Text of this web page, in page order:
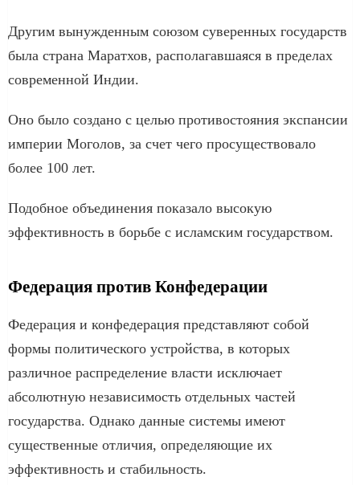
Другим вынужденным союзом суверенных государств
была страна Маратхов, располагавшаяся в пределах
современной Индии.
Оно было создано с целью противостояния экспансии
империи Моголов, за счет чего просуществовало
более 100 лет.
Подобное объединения показало высокую
эффективность в борьбе с исламским государством.
Федерация против Конфедерации
Федерация и конфедерация представляют собой
формы политического устройства, в которых
различное распределение власти исключает
абсолютную независимость отдельных частей
государства. Однако данные системы имеют
существенные отличия, определяющие их
эффективность и стабильность.